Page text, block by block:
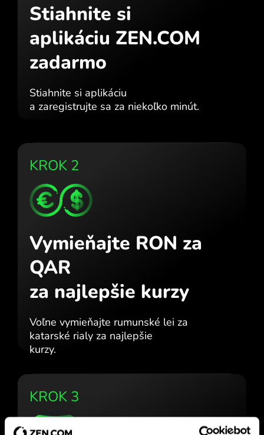
Stiahnite si
aplikáciu ZEN.COM
zadarmo
Stiahnite si aplikáciu
a zaregistrujte sa za niekoľko minút.
KROK 2
Vymieňajte RON za
QAR
za najlepšie kurzy
Voľne vymieňajte rumunské lei za
katarské rialy za najlepšie
kurzy.
KROK 3